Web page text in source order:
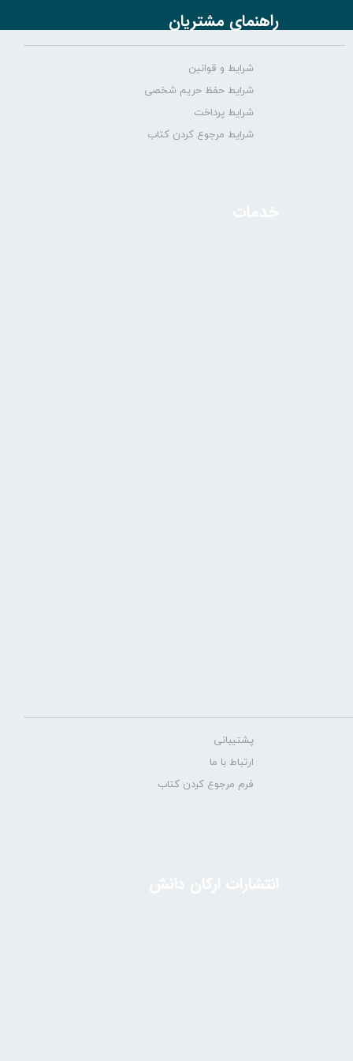
راهنمای مشتریان
شرایط و قوانین
شرایط حفظ حریم شخصی
شرایط پرداخت
شرایط مرجوع کردن کتاب
پشتیبانی
ارتباط با ما
فرم مرجوع کردن کتاب